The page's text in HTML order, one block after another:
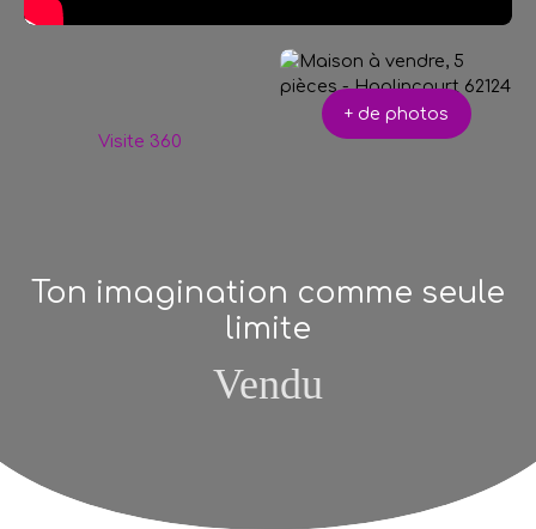
Visite 360
+ de photos
Ton imagination comme seule
limite
Vendu